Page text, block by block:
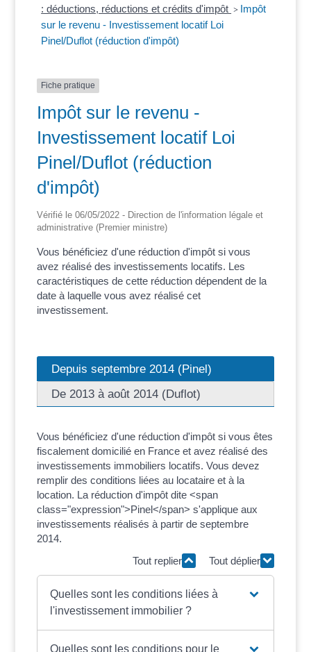
: déductions, réductions et crédits d'impôt > Impôt
sur le revenu - Investissement locatif Loi
Pinel/Duflot (réduction d'impôt)
Fiche pratique
Impôt sur le revenu -
Investissement locatif Loi
Pinel/Duflot (réduction
d'impôt)
Vérifié le 06/05/2022 - Direction de l'information légale et
administrative (Premier ministre)
Vous bénéficiez d'une réduction d'impôt si vous
avez réalisé des investissements locatifs. Les
caractéristiques de cette réduction dépendent de la
date à laquelle vous avez réalisé cet
investissement.
Depuis septembre 2014 (Pinel)
De 2013 à août 2014 (Duflot)
Vous bénéficiez d'une réduction d'impôt si vous êtes
fiscalement domicilié en France et avez réalisé des
investissements immobiliers locatifs. Vous devez
remplir des conditions liées au locataire et à la
location. La réduction d'impôt dite <span
class="expression">Pinel</span> s'applique aux
investissements réalisés à partir de septembre
2014.
Tout replier
Tout déplier
Quelles sont les conditions liées à
l'investissement immobilier ?
Quelles sont les conditions pour le